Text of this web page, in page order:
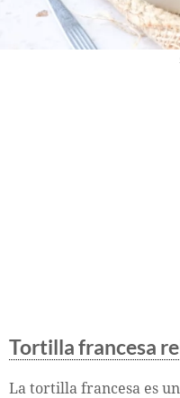
Tortilla francesa
La tortilla francesa es